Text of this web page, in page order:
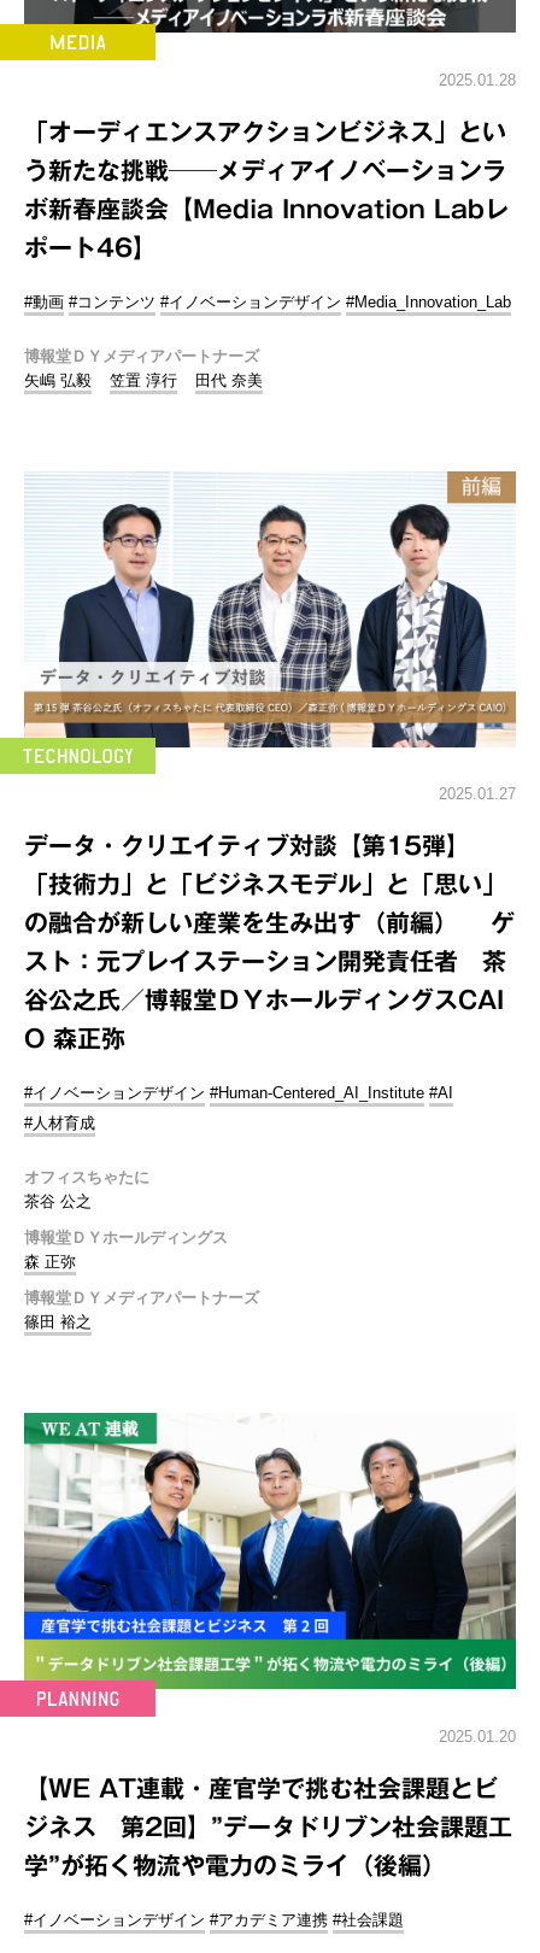
2025.01.28
「オーディエンスアクションビジネス」とい
う新たな挑戦──メディアイノベーションラ
ボ新春座談会【Media Innovation Labレ
ポート46】
#動画 #コンテンツ #イノベーションデザイン #Media_Innovation_Lab
博報堂ＤＹメディアパートナーズ
矢嶋 弘毅
笠置 淳行 田代 奈美
2025.01.27
データ・クリエイティブ対談【第15弾】
「技術力」と「ビジネスモデル」と「思い」
の融合が新しい産業を生み出す（前編） ゲ
スト：元プレイステーション開発責任者 茶
谷公之氏／博報堂ＤＹホールディングスCAI
O 森正弥
#イノベーションデザイン #Human-Centered_AI_Institute #AI
#人材育成
オフィスちゃたに
茶谷 公之
博報堂ＤＹホールディングス
森 正弥
博報堂ＤＹメディアパートナーズ
篠田 裕之
2025.01.20
【WE AT連載・産官学で挑む社会課題とビ
ジネス 第2回】”データドリブン社会課題工
学”が拓く物流や電力のミライ（後編）
#イノベーションデザイン #アカデミア連携 #社会課題